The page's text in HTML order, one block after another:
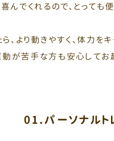
でくれるので、とって
より動きやすく、体力をキ
が苦手な方も安心してお
01.パーソナルト